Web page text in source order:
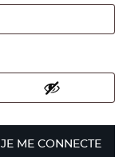
JE ME CONNECTE